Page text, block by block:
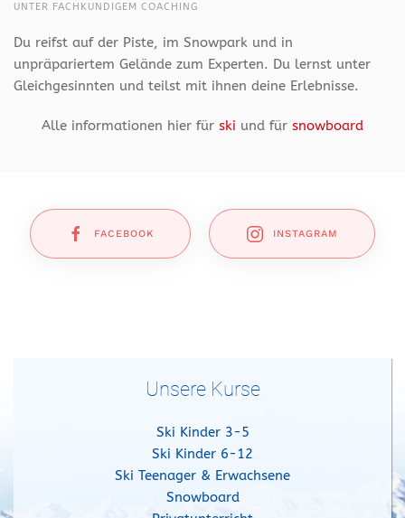
UNTER FACHKUNDIGEM COACHING
Du reifst auf der Piste, im Snowpark und in
unpräpariertem Gelände zum Experten. Du lernst unter
Gleichgesinnten und teilst mit ihnen deine Erlebnisse.
Alle informationen hier für ski und für snowboard
FACEBOOK INSTAGRAM
Unsere Kurse
Ski Kinder 3-5
Ski Kinder 6-12
Ski Teenager & Erwachsene
Snowboard